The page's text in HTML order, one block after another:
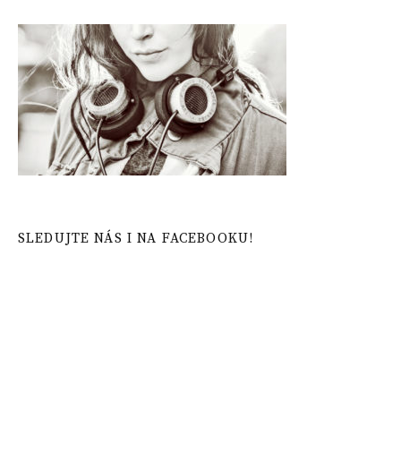
SLEDUJTE NÁS I NA FACEBOOKU!